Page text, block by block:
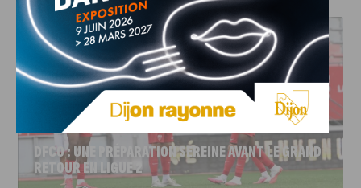
J'AIME LE DFCO
DFCO : UNE PRÉPARATION SEREINE AVANT LE GRAND
RETOUR EN LIGUE 2